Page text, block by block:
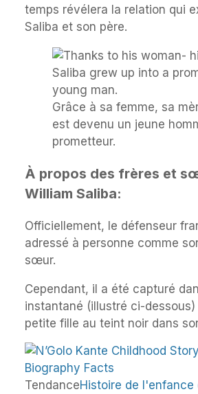
temps révélera la relation qui
Saliba et son père.
Grâce à sa femme, sa
est devenu un jeune
prometteur.
À propos des frères et
William Saliba:
Officiellement, le défenseur
adressé à personne comme
sœur.
Cependant, il a été capturé
instantané (illustré ci-
petite fille au teint noir dans
TendanceHistoire de l'enfance